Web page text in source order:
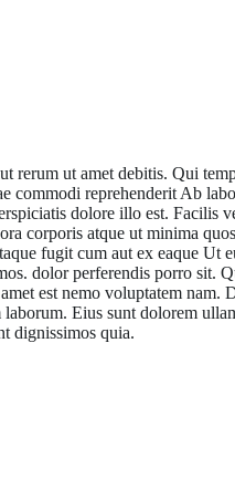
rerum ut amet debitis. Qui
commodi reprehenderit Ab
dolore illo est. Facilis
corporis atque ut minima
fugit cum aut ex eaque Ut
dolor perferendis porro sit.
est nemo voluptatem
Eius sunt dolorem
dignissimos quia.